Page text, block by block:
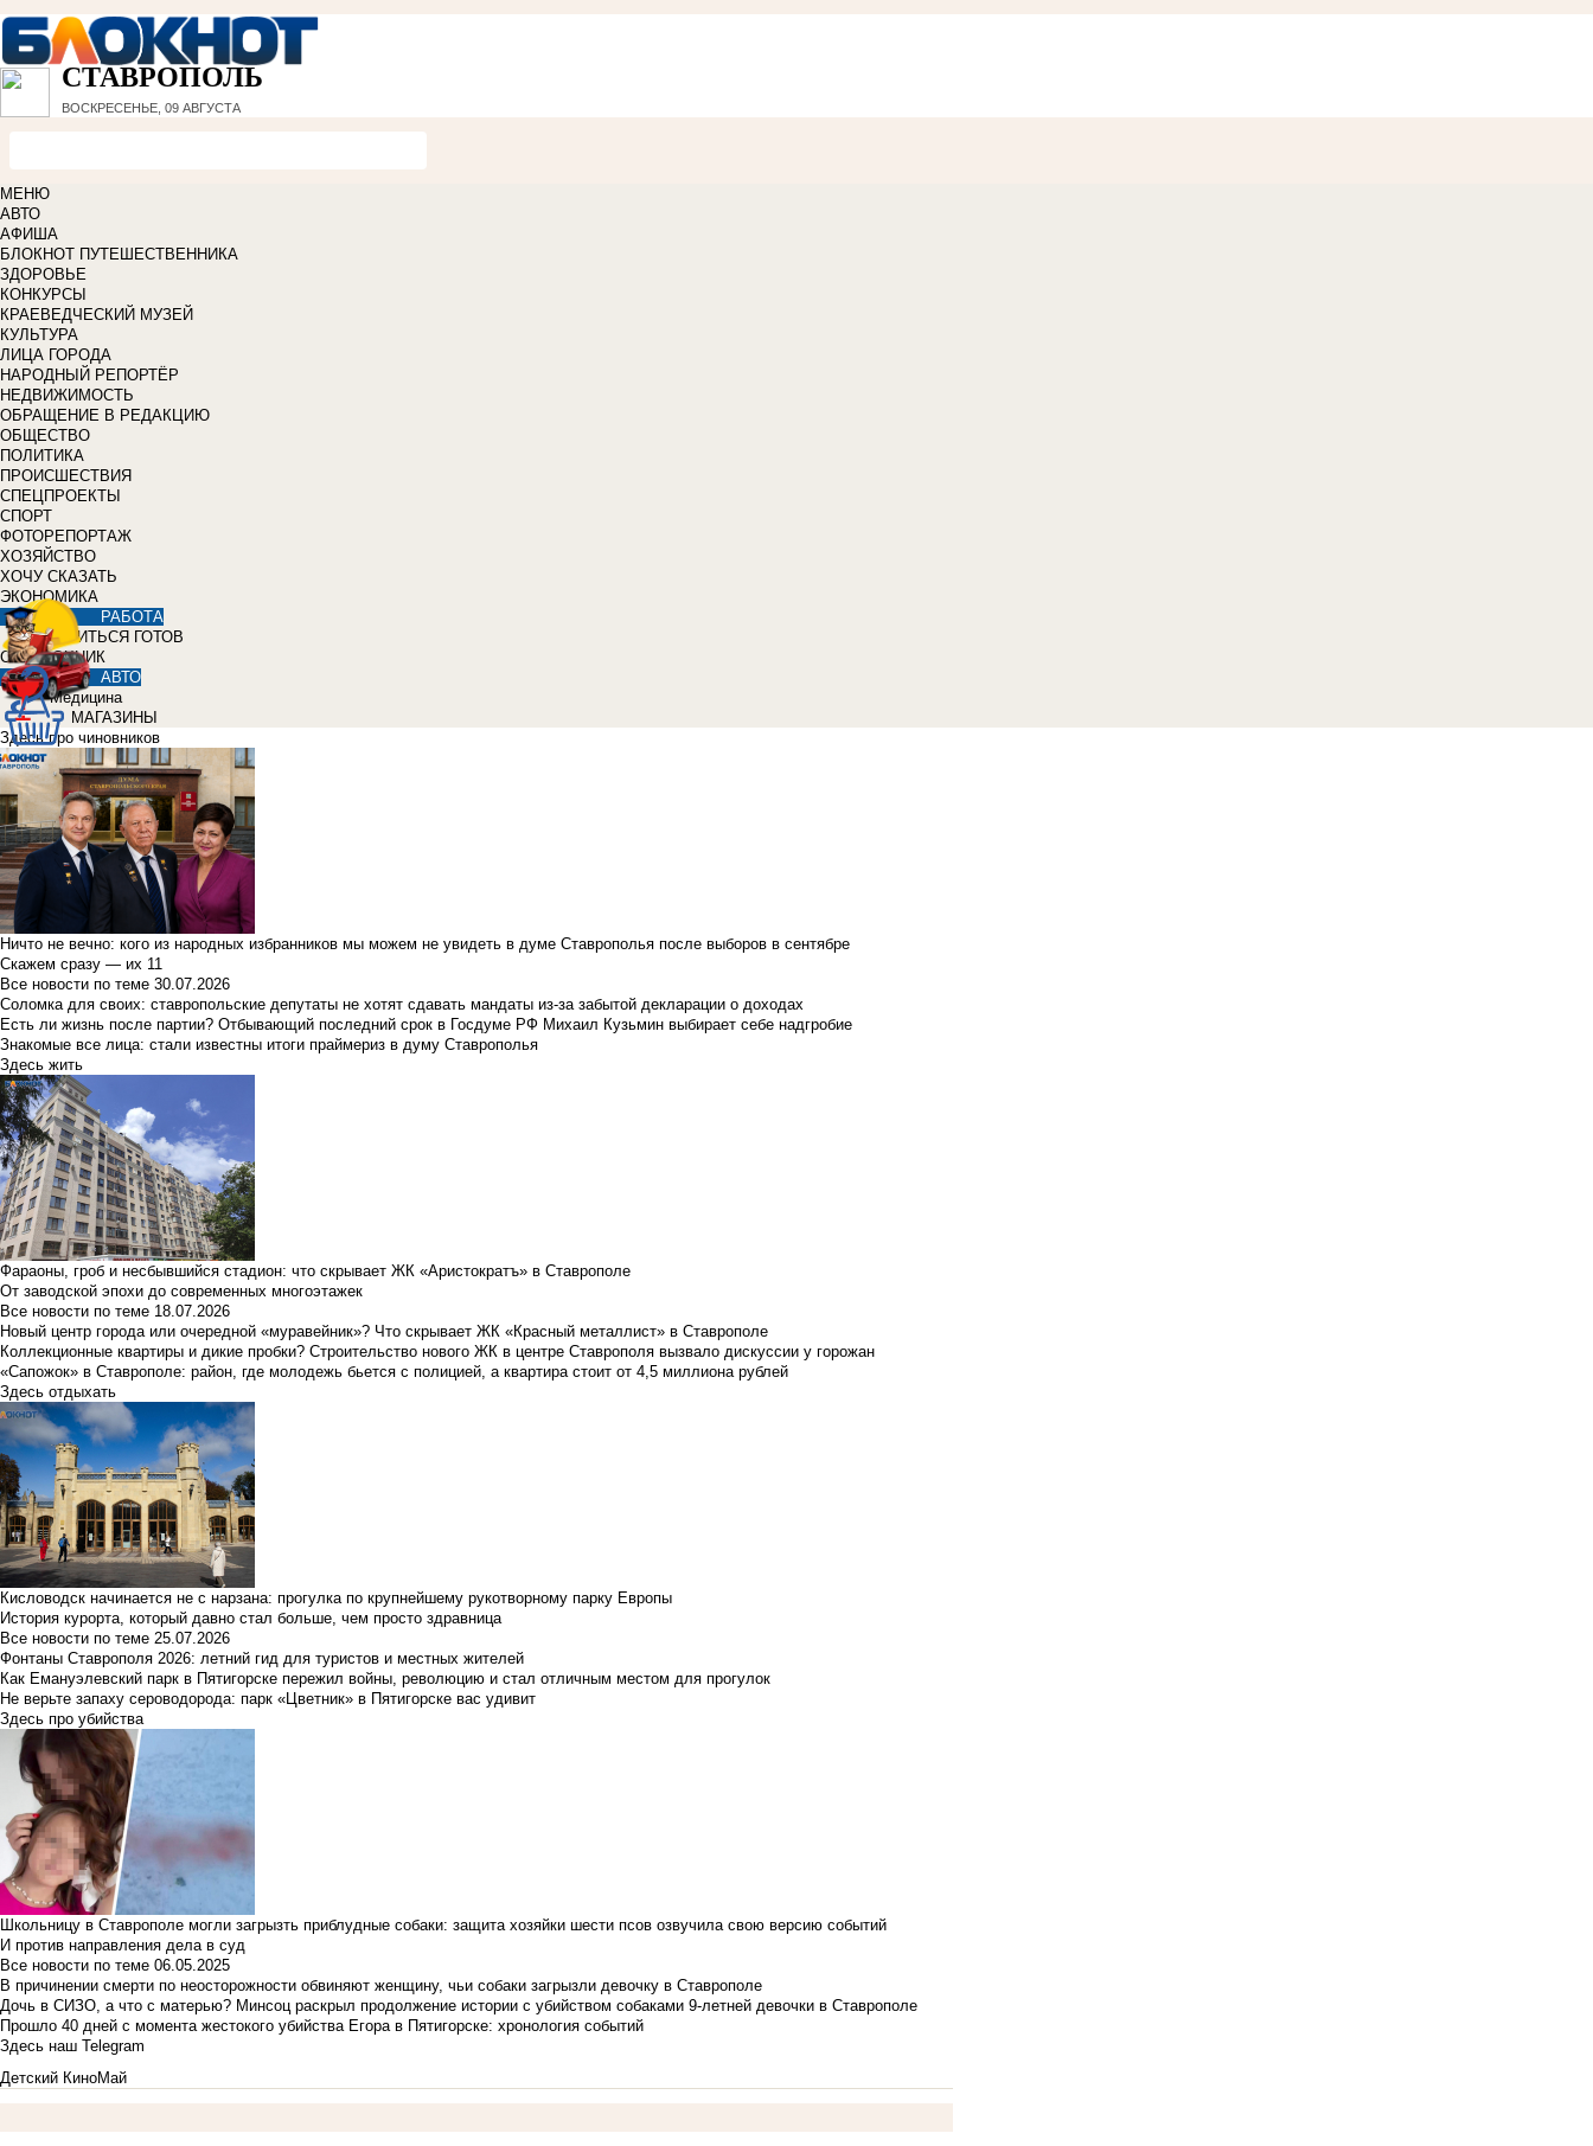
СТАВРОПОЛЬ
ВОСКРЕСЕНЬЕ, 09 АВГУСТА
МЕНЮ
АВТО
АФИША
БЛОКНОТ ПУТЕШЕСТВЕННИКА
ЗДОРОВЬЕ
КОНКУРСЫ
КРАЕВЕДЧЕСКИЙ МУЗЕЙ
КУЛЬТУРА
ЛИЦА ГОРОДА
НАРОДНЫЙ РЕПОРТЁР
НЕДВИЖИМОСТЬ
ОБРАЩЕНИЕ В РЕДАКЦИЮ
ОБЩЕСТВО
ПОЛИТИКА
ПРОИСШЕСТВИЯ
СПЕЦПРОЕКТЫ
СПОРТ
ФОТОРЕПОРТАЖ
ХОЗЯЙСТВО
ХОЧУ СКАЗАТЬ
ЭКОНОМИКА
РАБОТА
УЧИТЬСЯ ГОТОВ
СПРАВОЧНИК
АВТО
Медицина
МАГАЗИНЫ
Здесь про чиновников
Ничто не вечно: кого из народных избранников мы можем не увидеть в думе Ставрополья после выборов в сентябре
Скажем сразу — их 11
Все новости по теме 30.07.2026
Соломка для своих: ставропольские депутаты не хотят сдавать мандаты из-за забытой декларации о доходах
Есть ли жизнь после партии? Отбывающий последний срок в Госдуме РФ Михаил Кузьмин выбирает себе надгробие
Знакомые все лица: стали известны итоги праймериз в думу Ставрополья
Здесь жить
Фараоны, гроб и несбывшийся стадион: что скрывает ЖК «Аристократъ» в Ставрополе
От заводской эпохи до современных многоэтажек
Все новости по теме 18.07.2026
Новый центр города или очередной «муравейник»? Что скрывает ЖК «Красный металлист» в Ставрополе
Коллекционные квартиры и дикие пробки? Строительство нового ЖК в центре Ставрополя вызвало дискуссии у горожан
«Сапожок» в Ставрополе: район, где молодежь бьется с полицией, а квартира стоит от 4,5 миллиона рублей
Здесь отдыхать
Кисловодск начинается не с нарзана: прогулка по крупнейшему рукотворному парку Европы
История курорта, который давно стал больше, чем просто здравница
Все новости по теме 25.07.2026
Фонтаны Ставрополя 2026: летний гид для туристов и местных жителей
Как Емануэлевский парк в Пятигорске пережил войны, революцию и стал отличным местом для прогулок
Не верьте запаху сероводорода: парк «Цветник» в Пятигорске вас удивит
Здесь про убийства
Школьницу в Ставрополе могли загрызть приблудные собаки: защита хозяйки шести псов озвучила свою версию событий
И против направления дела в суд
Все новости по теме 06.05.2025
В причинении смерти по неосторожности обвиняют женщину, чьи собаки загрызли девочку в Ставрополе
Дочь в СИЗО, а что с матерью? Минсоц раскрыл продолжение истории с убийством собаками 9-летней девочки в Ставрополе
Прошло 40 дней с момента жестокого убийства Егора в Пятигорске: хронология событий
Здесь наш Telegram
Детский КиноМай